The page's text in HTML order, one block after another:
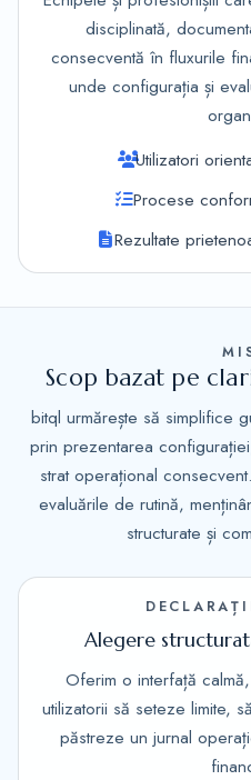
disciplinată,
consecventă în fluxurile
unde configurația și
Utilizatori
Procese
Rezultate
Scop bazat pe
bitql urmărește să simplifice
prin prezentarea
strat operațional
evaluările de rutină,
structurate și
Alegere
Oferim o interfață
utilizatorii să seteze limite,
păstreze un jurnal